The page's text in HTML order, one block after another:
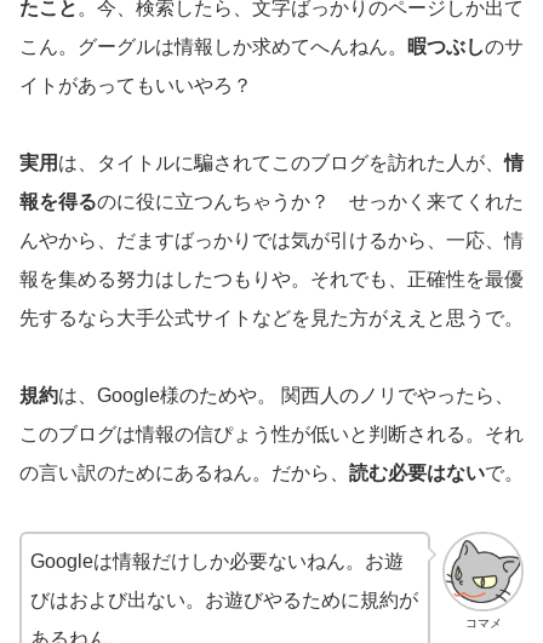
たこと 。今、検索したら、文字ばっかりのページしか出て
こん。グーグルは情報しか求めてへんねん。
暇つぶしのサ
イトがあってもいいやろ？
実用 は、タイトルに騙されてこのブログを訪れた人が、情
報を得るのに役に立つんちゃうか？ せっかく来てくれた
んやから、だますばっかりでは気が引けるから、一応、情
報を集める努力はしたつもりや。それでも、正確性を最優
先するなら大手公式サイトなどを見た方がええと思うで。
規約は、Google様のためや。 関西人のノリでやったら、
このブログは情報の信ぴょう性が低いと判断される。それ
の言い訳のためにあるねん。だから、 読む必要はないで。
コマメ
Googleは情報だけしか必要ないねん。お遊
びはおよび出ない。お遊びやるために規約が
あるねん。